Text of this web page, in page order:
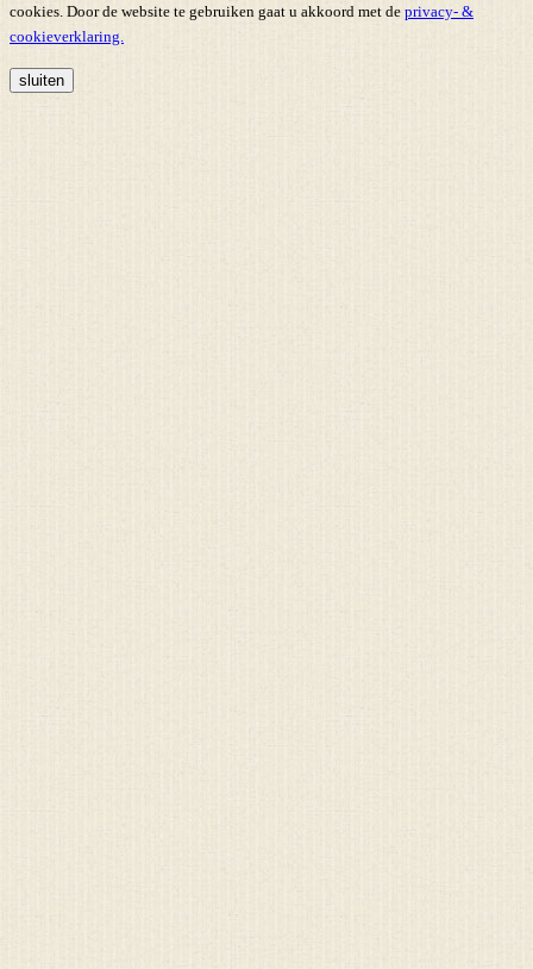
cookies. Door de website te gebruiken gaat u akkoord met de privacy- &
cookieverklaring.
sluiten